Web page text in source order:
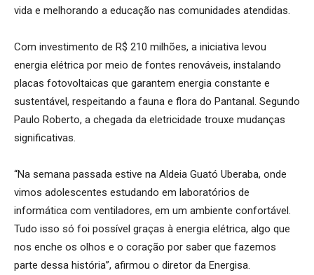
vida e melhorando a educação nas comunidades atendidas.
Com investimento de R$ 210 milhões, a iniciativa levou
energia elétrica por meio de fontes renováveis, instalando
placas fotovoltaicas que garantem energia constante e
sustentável, respeitando a fauna e flora do Pantanal. Segundo
Paulo Roberto, a chegada da eletricidade trouxe mudanças
significativas.
“Na semana passada estive na Aldeia Guató Uberaba, onde
vimos adolescentes estudando em laboratórios de
informática com ventiladores, em um ambiente confortável.
Tudo isso só foi possível graças à energia elétrica, algo que
nos enche os olhos e o coração por saber que fazemos
parte dessa história”, afirmou o diretor da Energisa.